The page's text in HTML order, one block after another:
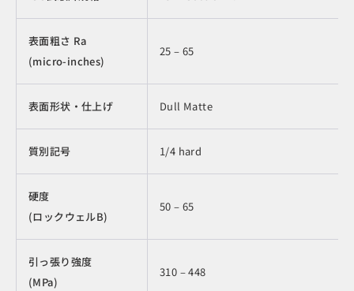
表面粗さ Ra
(micro-inches)
25 – 65
表面形状・仕上げ Dull Matte
質別記号 1/4 hard
硬度
(ロックウェルB)
50 – 65
引っ張り強度
(MPa)
310 – 448